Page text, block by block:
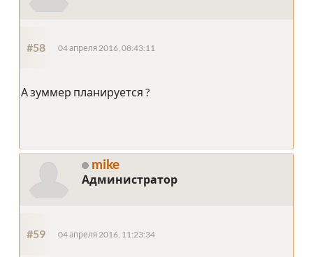
#58 04 апреля 2016, 08:43:11
А зуммер планируется ?
mike
Администратор
#59 04 апреля 2016, 11:23:34